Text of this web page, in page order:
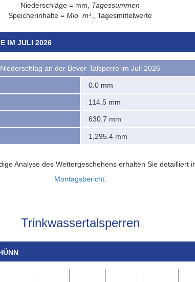
Niederschläge = mm, Tagessummen
Speicherinhalte =Mio. m³ ., Tagesmittelwerte
IM JULI 2026
Niederschlag an der Bever-Talsperre im Juli 2026
0.0 mm
114.5 mm
630.7 mm
1,295.4 mm
Analyse des Wettergeschehens erhalten Sie detailliert
Montagsbericht.
Trinkwassertalsperren